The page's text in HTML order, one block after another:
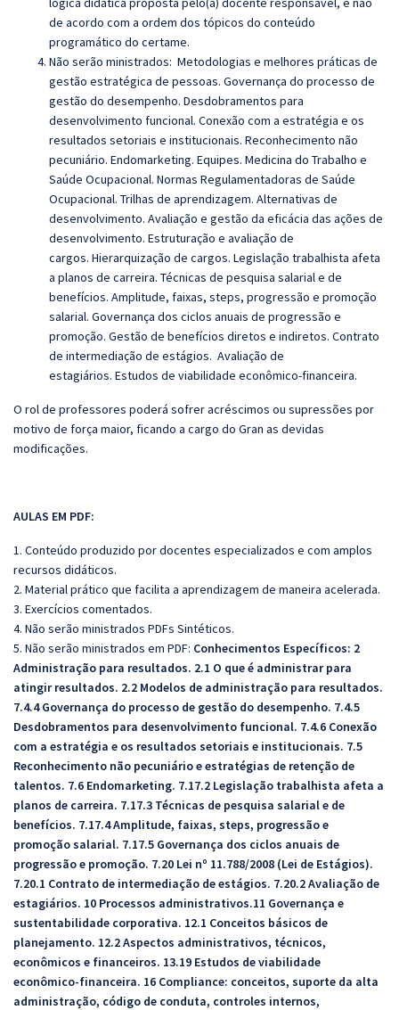
de acordo com a ordem dos tópicos do conteúdo
programático do certame.
Não serão ministrados: Metodologias e melhores práticas de
gestão estratégica de pessoas. Governança do processo de
gestão do desempenho. Desdobramentos para
desenvolvimento funcional. Conexão com a estratégia e os
resultados setoriais e institucionais. Reconhecimento não
pecuniário. Endomarketing. Equipes. Medicina do Trabalho e
Saúde Ocupacional. Normas Regulamentadoras de Saúde
Ocupacional. Trilhas de aprendizagem. Alternativas de
desenvolvimento. Avaliação e gestão da eficácia das ações de
desenvolvimento. Estruturação e avaliação de
cargos. Hierarquização de cargos. Legislação trabalhista afeta
a planos de carreira. Técnicas de pesquisa salarial e de
benefícios. Amplitude, faixas, steps, progressão e promoção
salarial. Governança dos ciclos anuais de progressão e
promoção. Gestão de benefícios diretos e indiretos. Contrato
de intermediação de estágios. Avaliação de
estagiários. Estudos de viabilidade econômico-financeira.
O rol de professores poderá sofrer acréscimos ou supressões por
motivo de força maior, ficando a cargo do Gran as devidas
modificações.
AULAS EM PDF:
1. Conteúdo produzido por docentes especializados e com amplos
recursos didáticos.
2. Material prático que facilita a aprendizagem de maneira acelerada.
3. Exercícios comentados.
4. Não serão ministrados PDFs Sintéticos.
5. Não serão ministrados em PDF: Conhecimentos Específicos: 2
Administração para resultados. 2.1 O que é administrar para
atingir resultados. 2.2 Modelos de administração para resultados.
7.4.4 Governança do processo de gestão do desempenho. 7.4.5
Desdobramentos para desenvolvimento funcional. 7.4.6 Conexão
com a estratégia e os resultados setoriais e institucionais. 7.5
Reconhecimento não pecuniário e estratégias de retenção de
talentos. 7.6 Endomarketing. 7.17.2 Legislação trabalhista afeta a
planos de carreira. 7.17.3 Técnicas de pesquisa salarial e de
benefícios. 7.17.4 Amplitude, faixas, steps, progressão e
promoção salarial. 7.17.5 Governança dos ciclos anuais de
progressão e promoção. 7.20 Lei nº 11.788/2008 (Lei de Estágios).
7.20.1 Contrato de intermediação de estágios. 7.20.2 Avaliação de
estagiários. 10 Processos administrativos.11 Governança e
sustentabilidade corporativa. 12.1 Conceitos básicos de
planejamento. 12.2 Aspectos administrativos, técnicos,
econômicos e financeiros. 13.19 Estudos de viabilidade
econômico-financeira. 16 Compliance: conceitos, suporte da alta
administração, código de conduta, controles internos,